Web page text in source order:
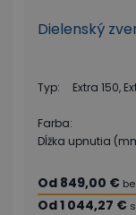
Dielenský
Typ: Extra 150,
Farba:
Dĺžka upnutia
Od 849,00 €
Od1 044,27 €